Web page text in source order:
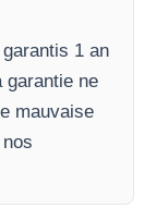
1 an
garantie ne
mauvaise